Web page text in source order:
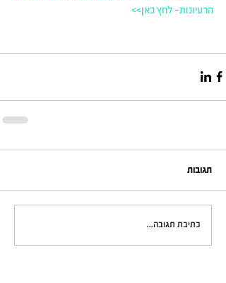
הרעיונות- לחץ כאן>>
תגובות
כתיבת תגובה...